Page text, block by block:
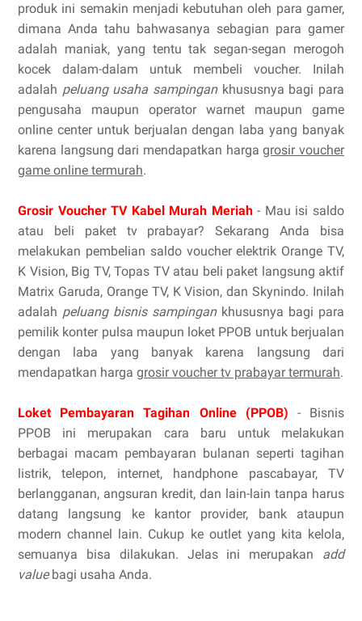
produk ini semakin menjadi kebutuhan oleh para gamer,
dimana Anda tahu bahwasanya sebagian para gamer
adalah maniak, yang tentu tak segan-segan merogoh
kocek dalam-dalam untuk membeli voucher. Inilah
adalah peluang usaha sampingankhususnya bagi para
pengusaha maupun operator warnet maupun game
online center untuk berjualan dengan laba yang banyak
karena langsung dari mendapatkan hargagrosir voucher
game online termurah.
Grosir Voucher TV Kabel Murah Meriah- Mau isi saldo
atau beli paket tv prabayar? Sekarang Anda bisa
melakukan pembelian saldo voucher elektrik Orange TV,
K Vision, Big TV, Topas TV atau beli paket langsung aktif
Matrix Garuda, Orange TV, K Vision, dan Skynindo. Inilah
adalah peluang bisnis sampingankhususnya bagi para
pemilik konter pulsa maupun loket PPOB untuk berjualan
dengan laba yang banyak karena langsung dari
mendapatkan harga grosir voucher tv prabayar termurah.
Loket Pembayaran Tagihan Online (PPOB) - Bisnis
PPOB ini merupakan cara baru untuk melakukan
berbagai macam pembayaran bulanan seperti tagihan
listrik, telepon, internet, handphone pascabayar, TV
berlangganan, angsuran kredit, dan lain-lain tanpa harus
datang langsung ke kantor provider, bank ataupun
modern channel lain. Cukup ke outlet yang kita kelola,
semuanya bisa dilakukan. Jelas ini merupakan add
valuebagi usaha Anda.